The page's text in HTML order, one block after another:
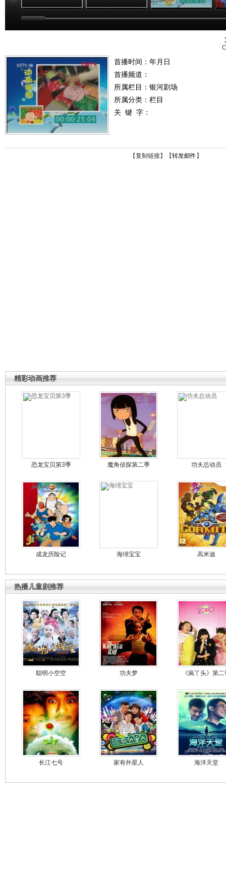
首播时间：年月日
首播频道：
所属栏目： 银河剧场
所属分类：栏目
关 键 字：
【复制链接】【转发邮件 】
精彩动画推荐
恐龙宝贝第3季 魔角侦探第二季 功夫总动员
成龙历险记 海绵宝宝 高米迪
热播儿童剧推荐
聪明小空空 功夫梦 《疯丫头》第二
长江七号 家有外星人 海洋天堂